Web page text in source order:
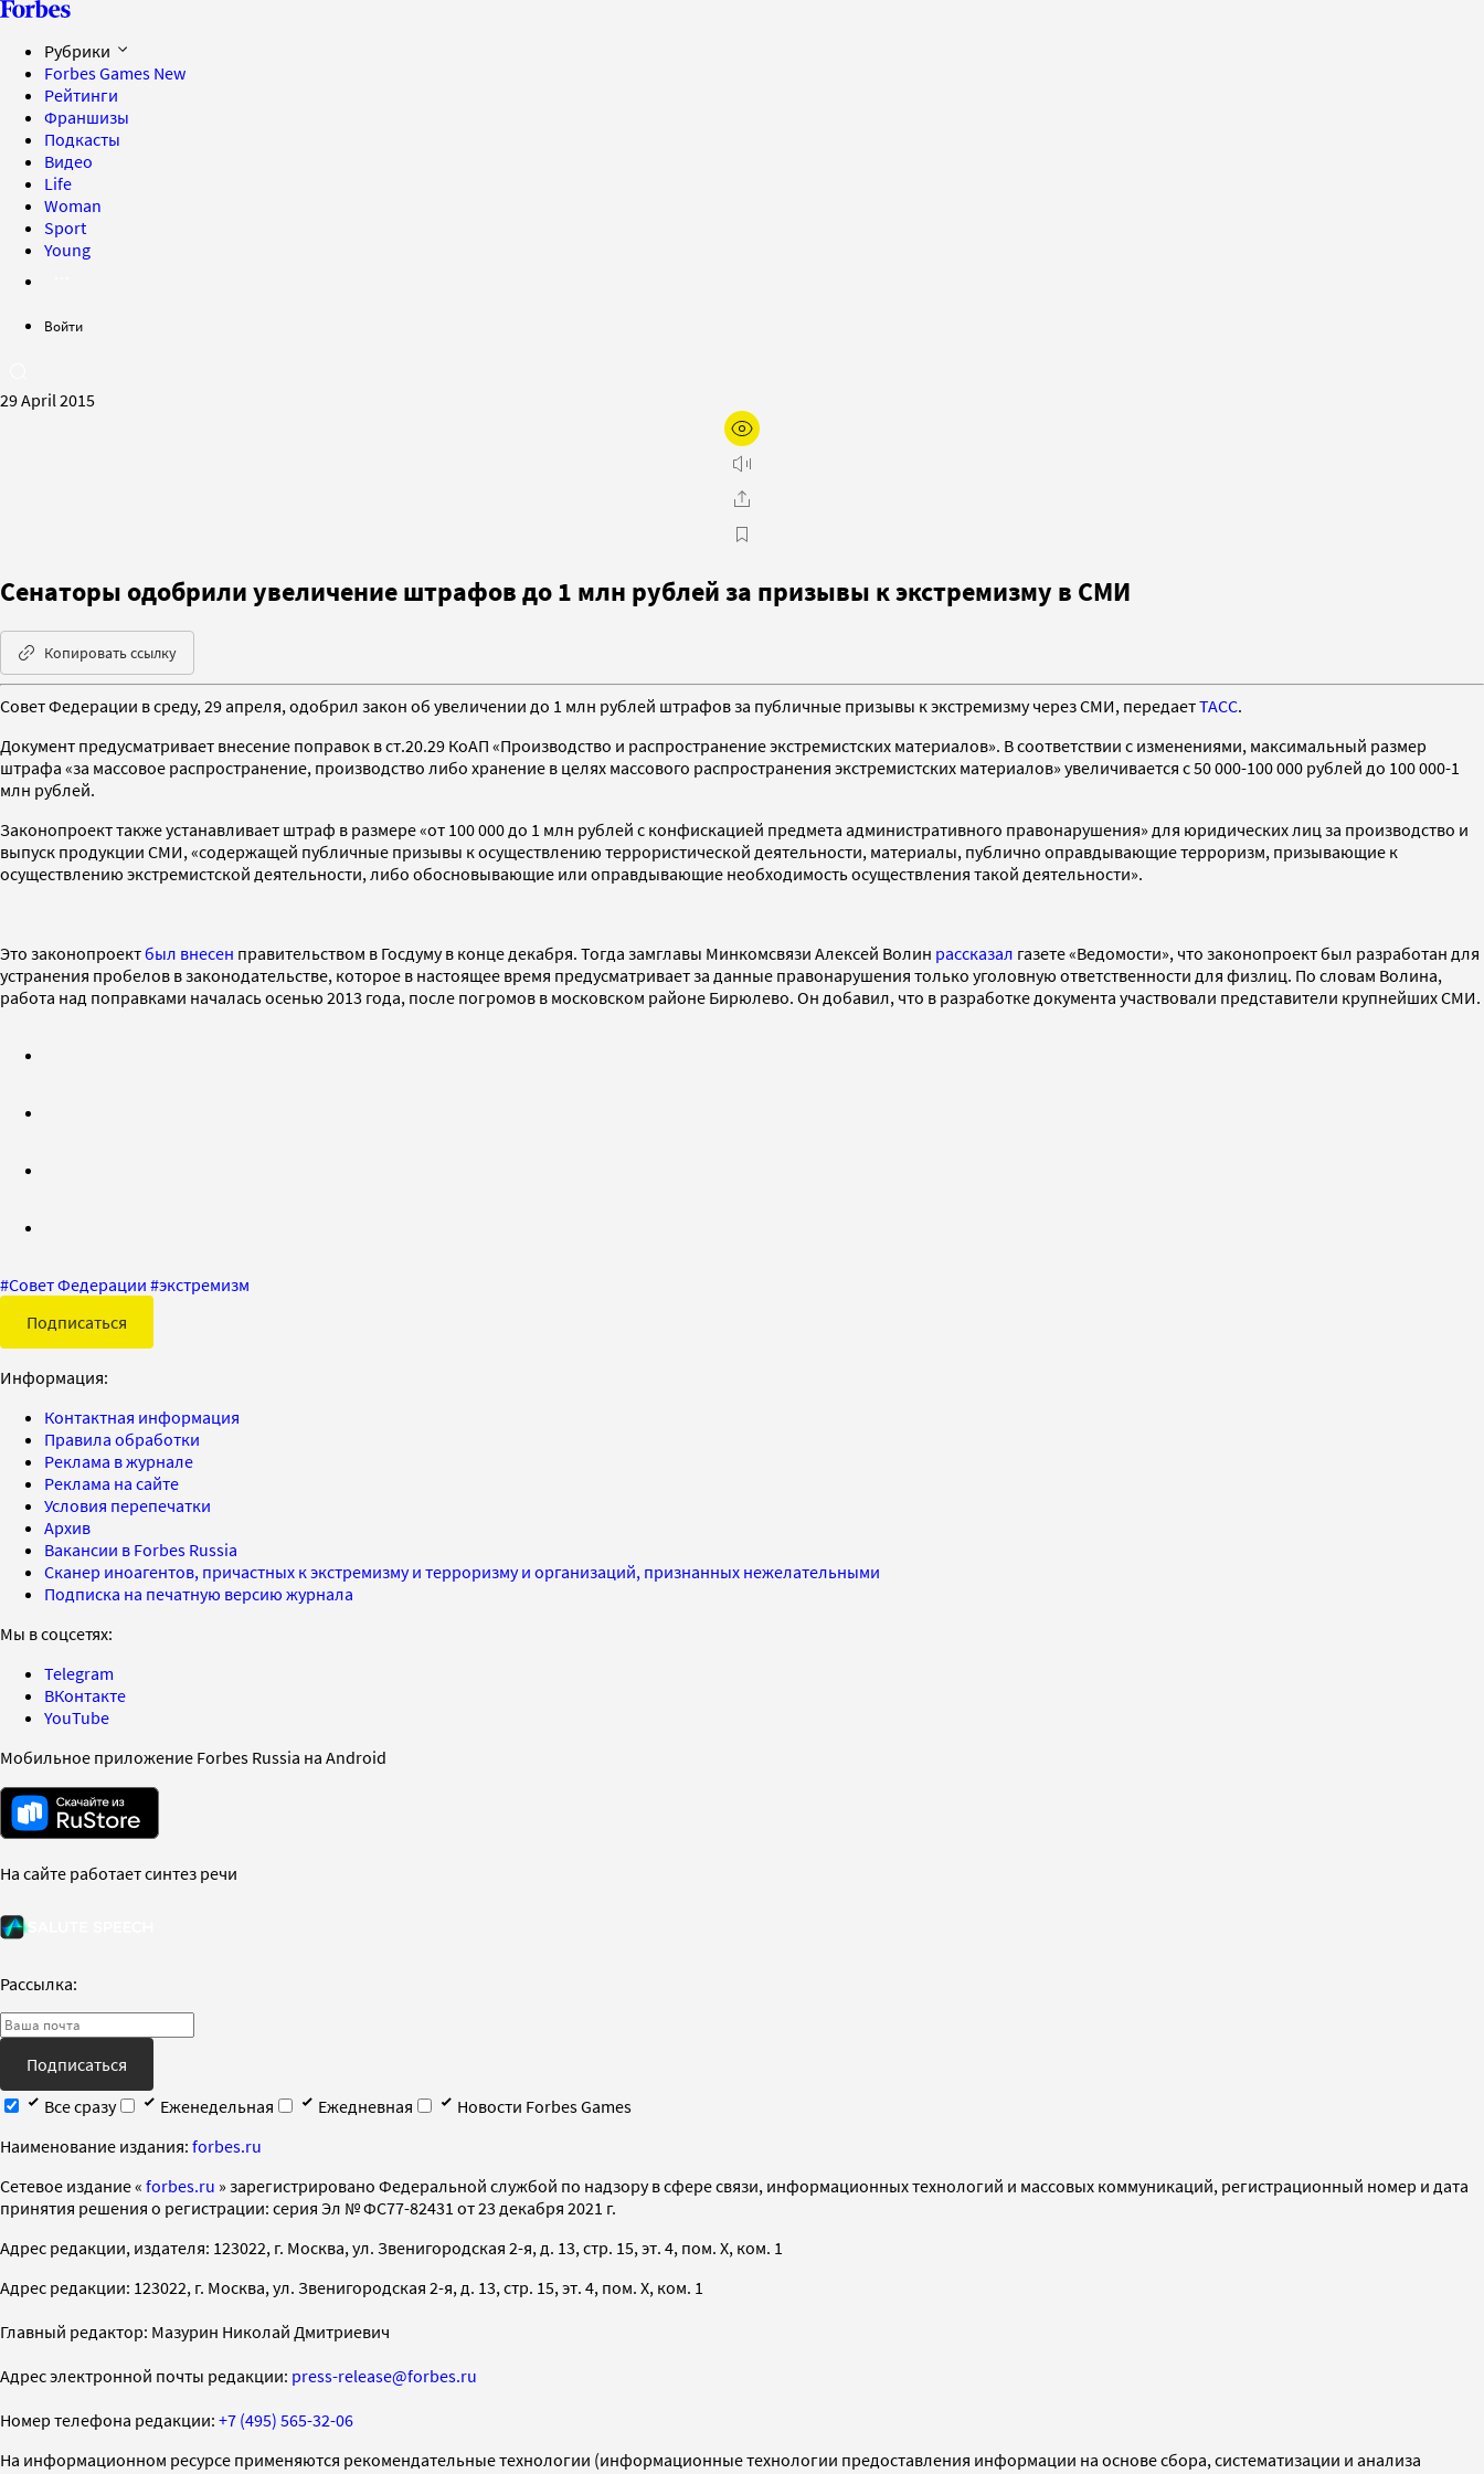
Рубрики
Forbes Games New
Рейтинги
Франшизы
Подкасты
Видео
Life
Woman
Sport
Young
Войти
29 April 2015
Сенаторы одобрили увеличение штрафов до 1 млн рублей за призывы к экстремизму в СМИ
Копировать ссылку
Совет Федерации в среду, 29 апреля, одобрил закон об увеличении до 1 млн рублей штрафов за публичные призывы к экстремизму через СМИ, передаетТАСС.
Документ предусматривает внесение поправок в ст.20.29 КоАП «Производство и распространение экстремистских материалов». В соответствии с изменениями, максимальный размер
штрафа «за массовое распространение, производство либо хранение в целях массового распространения экстремистских материалов» увеличивается с 50 000-100 000 рублей до 100 000-1
млн рублей.
Законопроект также устанавливает штраф в размере «от 100 000 до 1 млн рублей с конфискацией предмета административного правонарушения» для юридических лиц за производство и
выпуск продукции СМИ, «содержащей публичные призывы к осуществлению террористической деятельности, материалы, публично оправдывающие терроризм, призывающие к
осуществлению экстремистской деятельности, либо обосновывающие или оправдывающие необходимость осуществления такой деятельности».
Это законопроектбыл внесен правительством в Госдуму в конце декабря. Тогда замглавы Минкомсвязи Алексей Волин рассказал газете «Ведомости», что законопроект был разработан для
устранения пробелов в законодательстве, которое в настоящее время предусматривает за данные правонарушения только уголовную ответственности для физлиц. По словам Волина,
работа над поправками началась осенью 2013 года, после погромов в московском районе Бирюлево. Он добавил, что в разработке документа участвовали представители крупнейших СМИ.
#Совет Федерации #экстремизм
Подписаться
Информация:
Контактная информация
Правила обработки
Реклама в журнале
Реклама на сайте
Условия перепечатки
Архив
Вакансии в Forbes Russia
Сканер иноагентов, причастных к экстремизму и терроризму и организаций, признанных нежелательными
Подписка на печатную версию журнала
Мы в соцсетях:
Telegram
ВКонтакте
YouTube
Мобильное приложение Forbes Russia на Android
На сайте работает синтез речи
Рассылка:
Подписаться
Все сразу
Еженедельная Ежедневная
Новости Forbes Games
Наименование издания: forbes.ru
Cетевое издание « forbes.ru » зарегистрировано Федеральной службой по надзору в сфере связи, информационных технологий и массовых коммуникаций, регистрационный номер и дата
принятия решения о регистрации: серия Эл № ФС77-82431 от 23 декабря 2021 г.
Адрес редакции, издателя: 123022, г. Москва, ул. Звенигородская 2-я, д. 13, стр. 15, эт. 4, пом. X, ком. 1
Адрес редакции: 123022, г. Москва, ул. Звенигородская 2-я, д. 13, стр. 15, эт. 4, пом. X, ком. 1
Главный редактор: Мазурин Николай Дмитриевич
Адрес электронной почты редакции: press-release@forbes.ru
Номер телефона редакции: +7 (495) 565-32-06
На информационном ресурсе применяются рекомендательные технологии (информационные технологии предоставления информации на основе сбора, систематизации и анализа